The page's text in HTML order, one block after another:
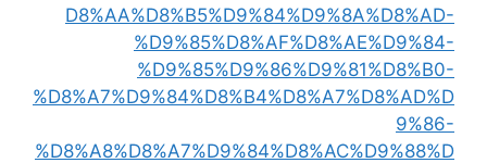
D8%AA%D8%B5%D9%84%D9%8A%D8%AD-
%D9%85%D8%AF%D8%AE%D9%84-
%D9%85%D9%86%D9%81%D8%B0-
%D8%A7%D9%84%D8%B4%D8%A7%D8%AD%D
9%86-
%D8%A8%D8%A7%D9%84%D8%AC%D9%88%D